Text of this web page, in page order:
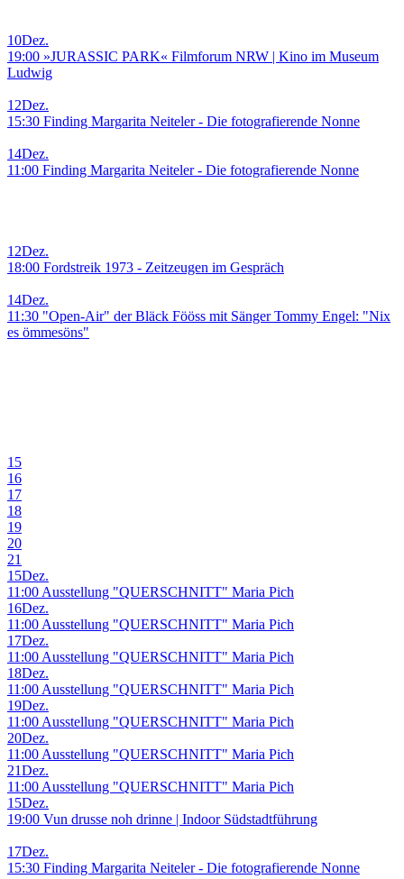
10Dez.
19:00 »JURASSIC PARK« Filmforum NRW | Kino im Museum
Ludwig
12Dez.
15:30 Finding Margarita Neiteler - Die fotografierende Nonne
14Dez.
11:00 Finding Margarita Neiteler - Die fotografierende Nonne
12Dez.
18:00 Fordstreik 1973 - Zeitzeugen im Gespräch
14Dez.
11:30 "Open-Air" der Bläck Fööss mit Sänger Tommy Engel: "Nix
es ömmesöns"
15
16
17
18
19
20
21
15Dez.
11:00 Ausstellung "QUERSCHNITT" Maria Pich
16Dez.
11:00 Ausstellung "QUERSCHNITT" Maria Pich
17Dez.
11:00 Ausstellung "QUERSCHNITT" Maria Pich
18Dez.
11:00 Ausstellung "QUERSCHNITT" Maria Pich
19Dez.
11:00 Ausstellung "QUERSCHNITT" Maria Pich
20Dez.
11:00 Ausstellung "QUERSCHNITT" Maria Pich
21Dez.
11:00 Ausstellung "QUERSCHNITT" Maria Pich
15Dez.
19:00 Vun drusse noh drinne | Indoor Südstadtführung
17Dez.
15:30 Finding Margarita Neiteler - Die fotografierende Nonne